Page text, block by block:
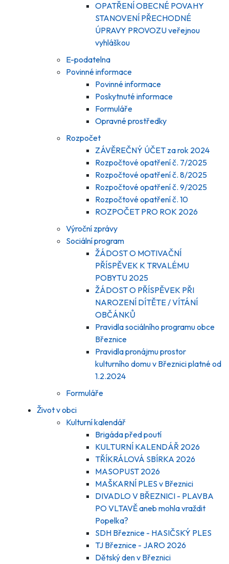
OPATŘENÍ OBECNÉ POVAHY
STANOVENÍ PŘECHODNÉ
ÚPRAVY PROVOZU veřejnou
vyhláškou
E-podatelna
Povinné informace
Povinné informace
Poskytnuté informace
Formuláře
Opravné prostředky
Rozpočet
ZÁVĚREČNÝ ÚČET za rok 2024
Rozpočtové opatření č. 7/2025
Rozpočtové opatření č. 8/2025
Rozpočtové opatření č. 9/2025
Rozpočtové opatření č. 10
ROZPOČET PRO ROK 2026
Výroční zprávy
Sociální program
ŽÁDOST O MOTIVAČNÍ
PŘÍSPĚVEK K TRVALÉMU
POBYTU 2025
ŽÁDOST O PŘÍSPĚVEK PŘI
NAROZENÍ DÍTĚTE / VÍTÁNÍ
OBČÁNKŮ
Pravidla sociálního programu obce
Březnice
Pravidla pronájmu prostor
kulturního domu v Březnici platné od
1.2.2024
Formuláře
Život v obci
Kulturní kalendář
Brigáda před poutí
KULTURNÍ KALENDÁŘ 2026
TŘÍKRÁLOVÁ SBÍRKA 2026
MASOPUST 2026
MAŠKARNÍ PLES v Březnici
DIVADLO V BŘEZNICI - PLAVBA
PO VLTAVĚ aneb mohla vraždit
Popelka?
SDH Březnice - HASIČSKÝ PLES
TJ Březnice - JARO 2026
Dětský den v Březnici